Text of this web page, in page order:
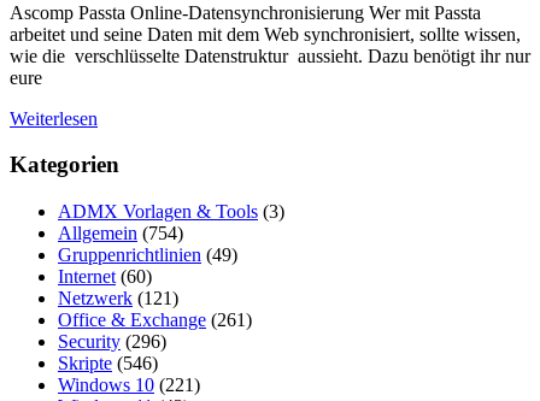
Ascomp Passta Online-Datensynchronisierung Wer mit Passta
arbeitet und seine Daten mit dem Web synchronisiert, sollte wissen,
wie die verschlüsselte Datenstruktur aussieht. Dazu benötigt ihr nur
eure
Weiterlesen
Kategorien
ADMX Vorlagen & Tools (3)
Allgemein (754)
Gruppenrichtlinien (49)
Internet (60)
Netzwerk (121)
Office & Exchange (261)
Security (296)
Skripte (546)
Windows 10 (221)